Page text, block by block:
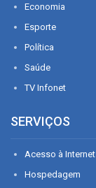
Economia
Esporte
Política
Saúde
TV Infonet
SERVIÇOS
Acesso à Internet
Hospedagem